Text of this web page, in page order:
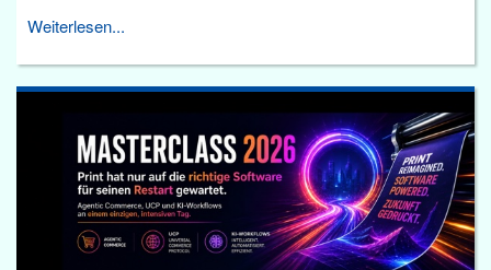
Weiterlesen...